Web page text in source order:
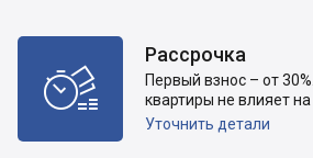

Рассрочка
Первый взнос – от
квартиры не влияет на
Уточнить детали